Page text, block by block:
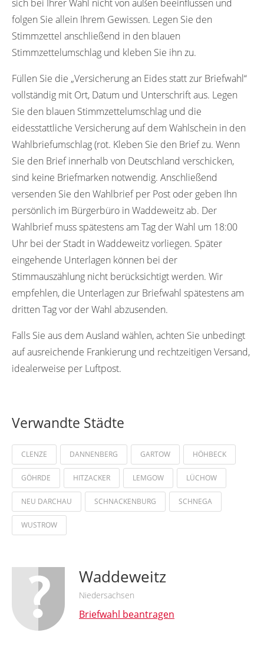
sich bei Ihrer Wahl nicht von außen beeinflussen und
folgen Sie allein Ihrem Gewissen. Legen Sie den
Stimmzettel anschließend in den blauen
Stimmzettelumschlag und kleben Sie ihn zu.
Füllen Sie die „Versicherung an Eides statt zur Briefwahl“
vollständig mit Ort, Datum und Unterschrift aus. Legen
Sie den blauen Stimmzettelumschlag und die
eidesstattliche Versicherung auf dem Wahlschein in den
Wahlbriefumschlag (rot. Kleben Sie den Brief zu. Wenn
Sie den Brief innerhalb von Deutschland verschicken,
sind keine Briefmarken notwendig. Anschließend
versenden Sie den Wahlbrief per Post oder geben Ihn
persönlich im Bürgerbüro in Waddeweitz ab. Der
Wahlbrief muss spätestens am Tag der Wahl um 18:00
Uhr bei der Stadt in Waddeweitz vorliegen. Später
eingehende Unterlagen können bei der
Stimmauszählung nicht berücksichtigt werden. Wir
empfehlen, die Unterlagen zur Briefwahl spätestens am
dritten Tag vor der Wahl abzusenden.
Falls Sie aus dem Ausland wählen, achten Sie unbedingt
auf ausreichende Frankierung und rechtzeitigen Versand,
idealerweise per Luftpost.
Verwandte Städte
CLENZE DANNENBERG GARTOW HÖHBECK
GÖHRDE HITZACKER LEMGOW LÜCHOW
NEU DARCHAU SCHNACKENBURG SCHNEGA
WUSTROW
Waddeweitz
Niedersachsen
Briefwahl beantragen